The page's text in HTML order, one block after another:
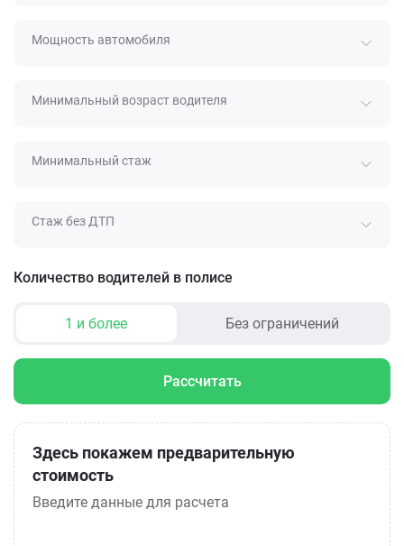
Мощность автомобиля
Минимальный возраст водителя
Минимальный стаж
Стаж без ДТП
Количество водителей в полисе
1 и более Без ограничений
Рассчитать
Здесь покажем предварительную
стоимость
Введите данные для расчета